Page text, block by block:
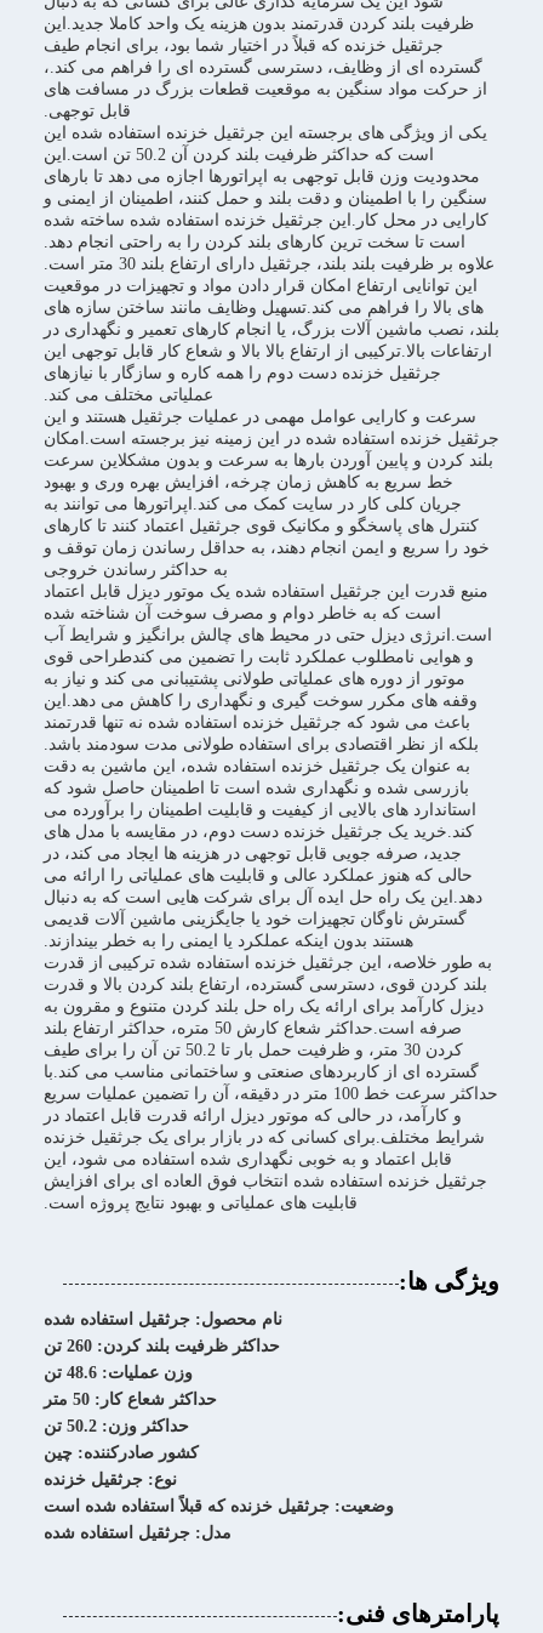
ظرفیت بلند کردن قدرتمند بدون هزینه یک واحد کاملا جدید.این
جرثقیل خزنده که قبلاً در اختیار شما بود، برای انجام طیف
گسترده ای از وظایف، دسترسی گسترده ای را فراهم می کند.،
از حرکت مواد سنگین به موقعیت قطعات بزرگ در مسافت های
قابل توجهی.
یکی از ویژگی های برجسته این جرثقیل خزنده استفاده شده این
است که حداکثر ظرفیت بلند کردن آن 50.2 تن است.این
محدودیت وزن قابل توجهی به اپراتورها اجازه می دهد تا بارهای
سنگین را با اطمینان و دقت بلند و حمل کنند، اطمینان از ایمنی و
کارایی در محل کار.این جرثقیل خزنده استفاده شده ساخته شده
است تا سخت ترین کارهای بلند کردن را به راحتی انجام دهد.
علاوه بر ظرفیت بلند بلند، جرثقیل دارای ارتفاع بلند 30 متر است.
این توانایی ارتفاع امکان قرار دادن مواد و تجهیزات در موقعیت
های بالا را فراهم می کند.تسهیل وظایف مانند ساختن سازه های
بلند، نصب ماشین آلات بزرگ، یا انجام کارهای تعمیر و نگهداری در
ارتفاعات بالا.ترکیبی از ارتفاع بالا بالا و شعاع کار قابل توجهی این
جرثقیل خزنده دست دوم را همه کاره و سازگار با نیازهای
عملیاتی مختلف می کند.
سرعت و کارایی عوامل مهمی در عملیات جرثقیل هستند و این
جرثقیل خزنده استفاده شده در این زمینه نیز برجسته است.امکان
بلند کردن و پایین آوردن بارها به سرعت و بدون مشکلاین سرعت
خط سریع به کاهش زمان چرخه، افزایش بهره وری و بهبود
جریان کلی کار در سایت کمک می کند.اپراتورها می توانند به
کنترل های پاسخگو و مکانیک قوی جرثقیل اعتماد کنند تا کارهای
خود را سریع و ایمن انجام دهند، به حداقل رساندن زمان توقف و
به حداکثر رساندن خروجی
منبع قدرت این جرثقیل استفاده شده یک موتور دیزل قابل اعتماد
است که به خاطر دوام و مصرف سوخت آن شناخته شده
است.انرژی دیزل حتی در محیط های چالش برانگیز و شرایط آب
و هوایی نامطلوب عملکرد ثابت را تضمین می کندطراحی قوی
موتور از دوره های عملیاتی طولانی پشتیبانی می کند و نیاز به
وقفه های مکرر سوخت گیری و نگهداری را کاهش می دهد.این
باعث می شود که جرثقیل خزنده استفاده شده نه تنها قدرتمند
بلکه از نظر اقتصادی برای استفاده طولانی مدت سودمند باشد.
به عنوان یک جرثقیل خزنده استفاده شده، این ماشین به دقت
بازرسی شده و نگهداری شده است تا اطمینان حاصل شود که
استاندارد های بالایی از کیفیت و قابلیت اطمینان را برآورده می
کند.خرید یک جرثقیل خزنده دست دوم، در مقایسه با مدل های
جدید، صرفه جویی قابل توجهی در هزینه ها ایجاد می کند، در
حالی که هنوز عملکرد عالی و قابلیت های عملیاتی را ارائه می
دهد.این یک راه حل ایده آل برای شرکت هایی است که به دنبال
گسترش ناوگان تجهیزات خود یا جایگزینی ماشین آلات قدیمی
هستند بدون اینکه عملکرد یا ایمنی را به خطر بیندازند.
به طور خلاصه، این جرثقیل خزنده استفاده شده ترکیبی از قدرت
بلند کردن قوی، دسترسی گسترده، ارتفاع بلند کردن بالا و قدرت
دیزل کارآمد برای ارائه یک راه حل بلند کردن متنوع و مقرون به
صرفه است.حداکثر شعاع کارش 50 متره، حداکثر ارتفاع بلند
کردن 30 متر، و ظرفیت حمل بار تا 50.2 تن آن را برای طیف
گسترده ای از کاربردهای صنعتی و ساختمانی مناسب می کند.با
حداکثر سرعت خط 100 متر در دقیقه، آن را تضمین عملیات سریع
و کارآمد، در حالی که موتور دیزل ارائه قدرت قابل اعتماد در
شرایط مختلف.برای کسانی که در بازار برای یک جرثقیل خزنده
قابل اعتماد و به خوبی نگهداری شده استفاده می شود، این
جرثقیل خزنده استفاده شده انتخاب فوق العاده ای برای افزایش
قابلیت های عملیاتی و بهبود نتایج پروژه است.
ویژگی ها:
نام محصول: جرثقیل استفاده شده
حداکثر ظرفیت بلند کردن: 260 تن
وزن عملیات: 48.6 تن
حداکثر شعاع کار: 50 متر
حداکثر وزن: 50.2 تن
کشور صادرکننده: چین
نوع: جرثقیل خزنده
وضعیت: جرثقیل خزنده که قبلاً استفاده شده است
مدل: جرثقیل استفاده شده
پارامترهای فنی: